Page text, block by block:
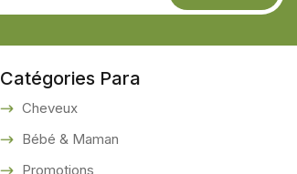
Catégories Para
Cheveux
Bébé & Maman
Promotions